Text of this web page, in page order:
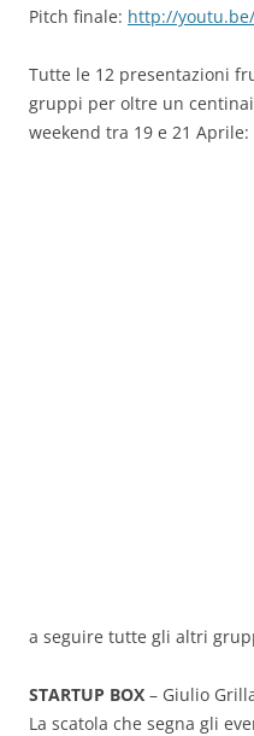
Pitch finale: http://
Tutte le 12 presentazioni
gruppi per oltre un
weekend tra 19 e 21 Aprile:
a seguire tutte gli altri
STARTUP BOX – Giulio
La scatola che segna gli